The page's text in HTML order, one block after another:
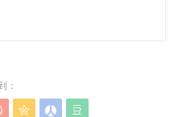
：
  